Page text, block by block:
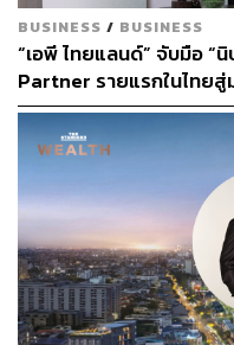
ผ่านแอปพลิเคชันต่างๆ ที่
APThaiบริษัทอสังห
AP (Thailand) - เอ
THE STANDARD
THE STANDARD
THE STANDARD
NEW WORLD เศรษ
Young Leaders
ชีวิตดีๆที่เลือกเองได้
BUSINESS / BUSINESS
“เอพี ไทยแลนด์” จับมือ “
Partner รายแรกในไทยสู่
International พร้อมชูแ
Global Sustainable
ผลกระทบต่อสิ่งแวดล้อม